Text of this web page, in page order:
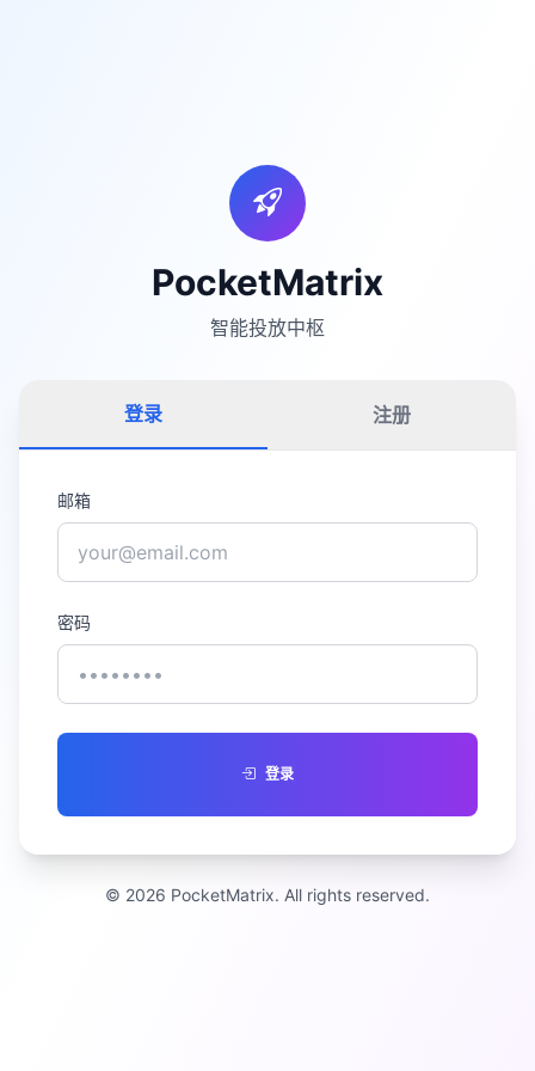
PocketMatrix
智能投放中枢
登录 注册
邮箱
密码
登录
© 2026 PocketMatrix. All rights reserved.